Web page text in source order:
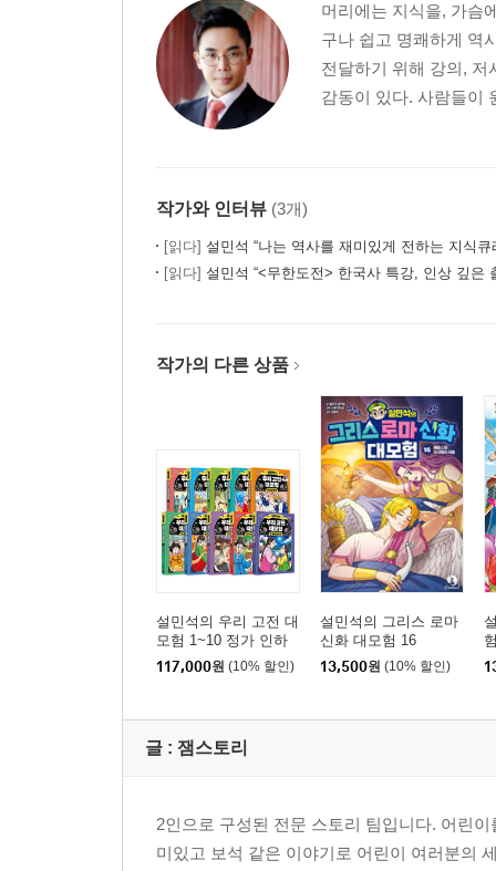
머리에는 지식을, 가슴
구나 쉽고 명쾌하게 역
전달하기 위해 강의,
감동이 있다. 사람들이
작가와 인터뷰 (3개)
[읽다] 설민석 “나는 역사를 재미있게 전하는 지식큐
[읽다] 설민석 “<무한도전> 한국사 특강, 인상 깊은
작가의 다른 상품
설민석의 우리 고전 대
모험 1~10 정가 인하
세트
117,000원 (10% 할인)
설민석의 그리스 로마
신화 대모험 16
13,500원 (10% 할인)
글 : 잼스토리
2인으로 구성된 전문 스토리 팀입니다. 어린
미있고 보석 같은 이야기로 어린이 여러분의